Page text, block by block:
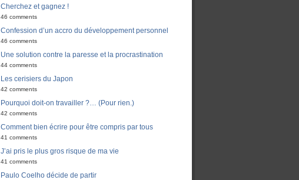
Cherchez et gagnez !
46 comments
Confession d’un accro du développement personnel
46 comments
Une solution contre la paresse et la procrastination
44 comments
Les cerisiers du Japon
42 comments
Pourquoi doit-on travailler ?… (Pour rien.)
42 comments
Comment bien écrire pour être compris par tous
41 comments
J’ai pris le plus gros risque de ma vie
41 comments
Paulo Coelho décide de partir